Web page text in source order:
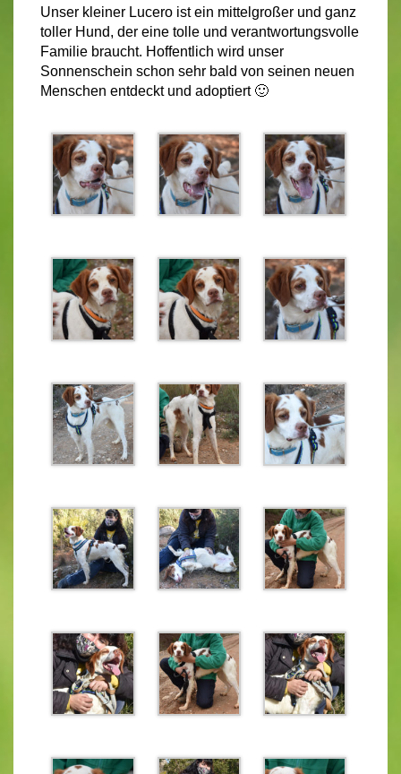
Unser kleiner Lucero ist ein mittelgroßer und ganz
toller Hund, der eine tolle und verantwortungsvolle
Familie braucht. Hoffentlich wird unser
Sonnenschein schon sehr bald von seinen neuen
Menschen entdeckt und adoptiert 🙂